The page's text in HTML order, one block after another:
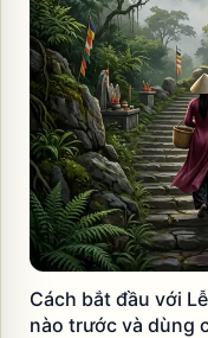
Cách bắt đầu với
nào trước và dùng